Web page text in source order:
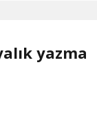
yazma